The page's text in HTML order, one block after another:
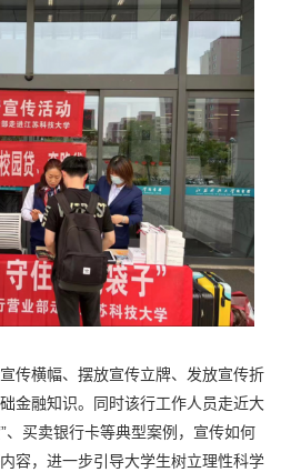
传横幅、摆放宣传立牌、发放宣传折
金融知识。同时该行工作人员走近大
、买卖银行卡等典型案例，宣传如何
容，进一步引导大学生树立理性科学